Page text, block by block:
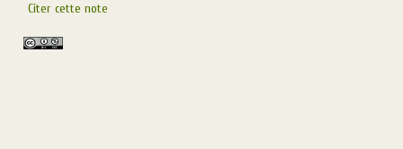
Citer cette note